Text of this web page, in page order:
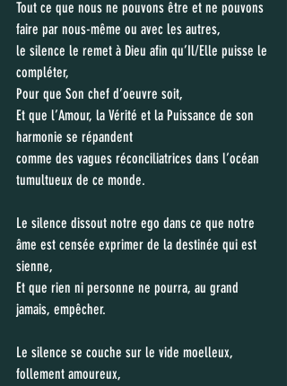
Tout ce que nous ne pouvons être et ne pouvons
faire par nous-même ou avec les autres,
le silence le remet à Dieu afin qu’Il/Elle puisse le
compléter,
Pour que Son chef d’oeuvre soit,
Et que l’Amour, la Vérité et la Puissance de son
harmonie se répandent
comme des vagues réconciliatrices dans l’océan
tumultueux de ce monde.
Le silence dissout notre ego dans ce que notre
âme est censée exprimer de la destinée qui est
sienne,
Et que rien ni personne ne pourra, au grand
jamais, empêcher.
Le silence se couche sur le vide moelleux,
follement amoureux,